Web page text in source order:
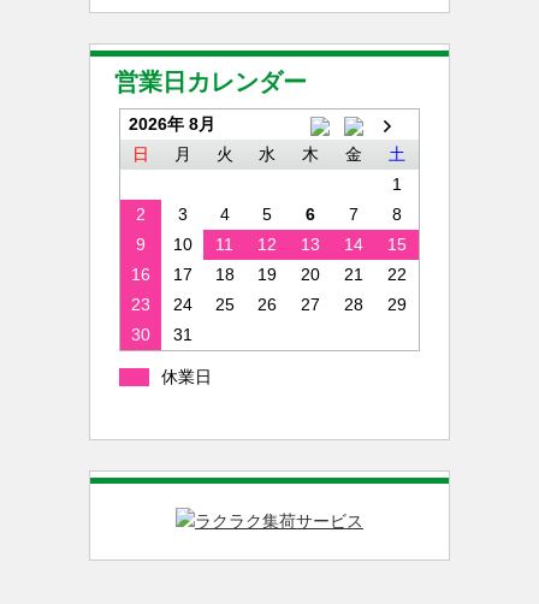
営業日カレンダー
2026年 8月
日
月 火 水 木 金
土
1
2
3 4 5 6 7
8
9
10 11 12 13 14
15
16
17 18 19 20 21
22
23
24 25 26 27 28
29
30
31
休業日